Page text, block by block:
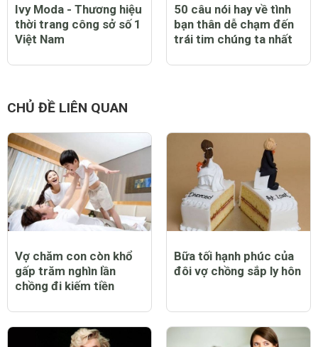
Ivy Moda - Thương hiệu
thời trang công sở số 1
Việt Nam
50 câu nói hay về tình
bạn thân dễ chạm đến
trái tim chúng ta nhất
CHỦ ĐỀ LIÊN QUAN
Vợ chăm con còn khổ
gấp trăm nghìn lần
chồng đi kiếm tiền
Bữa tối hạnh phúc của
đôi vợ chồng sắp ly hôn